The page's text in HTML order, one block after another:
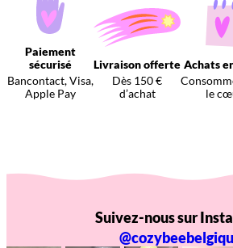
Paiement
sécurisé
Bancontact, Visa,
Apple Pay
Livraison offerte
Dès 150 €
d’achat
Achats
le
Suivez-nous sur